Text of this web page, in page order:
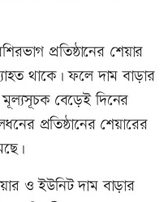
প্রতিষ্ঠানের শেয়ার
থাকে। ফলে দাম বাড়ার
মূল্যসূচক বেড়েই দিনের
প্রতিষ্ঠানের শেয়ারের
ও ইউনিট দাম বাড়ার